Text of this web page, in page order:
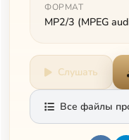
ФОРМАТ
MP2/3 (MPEG
Слушать
Все файлы